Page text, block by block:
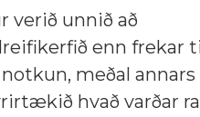
verið unnið að
enn frekar
meðal annars
hvað varðar